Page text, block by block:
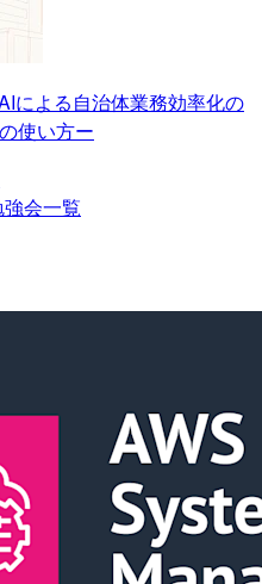
による自治体業務効率化の
使い方ー
会一覧